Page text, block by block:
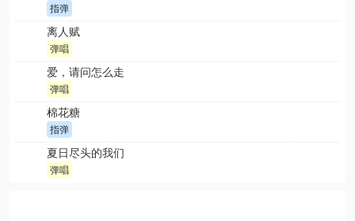
指弹
离人赋
弹唱
爱，请问怎么走
弹唱
棉花糖
指弹
夏日尽头的我们
弹唱